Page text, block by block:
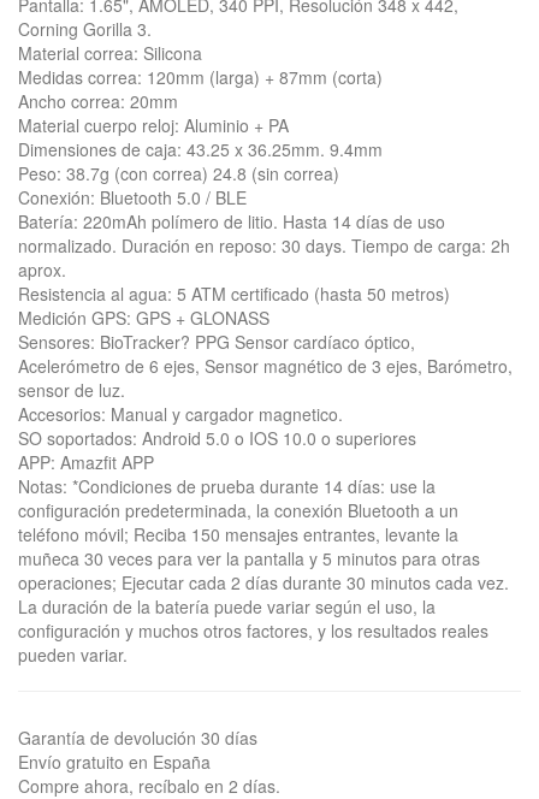
Pantalla: 1.65", AMOLED, 340 PPI, Resolución 348 x 442,
Corning Gorilla 3.
Material correa: Silicona
Medidas correa: 120mm (larga) + 87mm (corta)
Ancho correa: 20mm
Material cuerpo reloj: Aluminio + PA
Dimensiones de caja: 43.25 x 36.25mm. 9.4mm
Peso: 38.7g (con correa) 24.8 (sin correa)
Conexión: Bluetooth 5.0 / BLE
Batería: 220mAh polímero de litio. Hasta 14 días de uso
normalizado. Duración en reposo: 30 days. Tiempo de carga: 2h
aprox.
Resistencia al agua: 5 ATM certificado (hasta 50 metros)
Medición GPS: GPS + GLONASS
Sensores: BioTracker? PPG Sensor cardíaco óptico,
Acelerómetro de 6 ejes, Sensor magnético de 3 ejes, Barómetro,
sensor de luz.
Accesorios: Manual y cargador magnetico.
SO soportados: Android 5.0 o IOS 10.0 o superiores
APP: Amazfit APP
Notas: *Condiciones de prueba durante 14 días: use la
configuración predeterminada, la conexión Bluetooth a un
teléfono móvil; Reciba 150 mensajes entrantes, levante la
muñeca 30 veces para ver la pantalla y 5 minutos para otras
operaciones; Ejecutar cada 2 días durante 30 minutos cada vez.
La duración de la batería puede variar según el uso, la
configuración y muchos otros factores, y los resultados reales
pueden variar.
Garantía de devolución 30 días
Envío gratuito en España
Compre ahora, recíbalo en 2 días.